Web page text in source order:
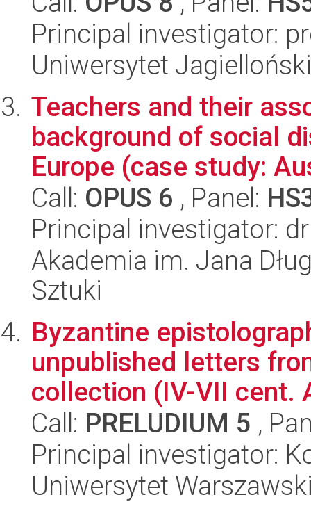
Principal investigator:
Uniwersytet
Teachers and their
background of social
Europe (case study:
Call: OPUS 6 , Panel:
Principal investigator:
Akademia im. Jana
Sztuki
Byzantine
unpublished letters
collection (IV-VII cent.
Call: PRELUDIUM 5 ,
Principal investigator:
Uniwersytet